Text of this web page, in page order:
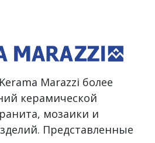
Marazzi более
керамической
мозаики и
Представленные